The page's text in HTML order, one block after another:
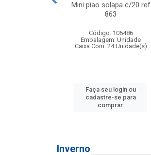
Mini piao solapa c/20 ref
863
Código: 106486
Embalagem: Unidade
Caixa Com: 24 Unidade(s)
Faça seu login ou
cadastre-se para
comprar.
Inverno